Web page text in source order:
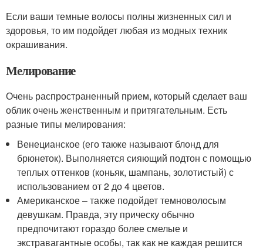
Если ваши темные волосы полны жизненных сил и
здоровья, то им подойдет любая из модных техник
окрашивания.
Мелирование
Очень распространенный прием, который сделает ваш
облик очень женственным и притягательным. Есть
разные типы мелирования:
Венецианское (его также называют блонд для
брюнеток). Выполняется сияющий подтон с помощью
теплых оттенков (коньяк, шампань, золотистый) с
использованием от 2 до 4 цветов.
Американское – также подойдет темноволосым
девушкам. Правда, эту прическу обычно
предпочитают гораздо более смелые и
экстравагантные особы, так как не каждая решится